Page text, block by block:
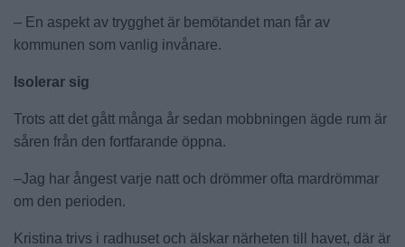
– En aspekt av trygghet är bemötandet man får av
kommunen som vanlig invånare.
Isolerar sig
Trots att det gått många år sedan mobbningen ägde rum är
såren från den fortfarande öppna.
–Jag har ångest varje natt och drömmer ofta mardrömmar
om den perioden.
Kristina trivs i radhuset och älskar närheten till havet, där är